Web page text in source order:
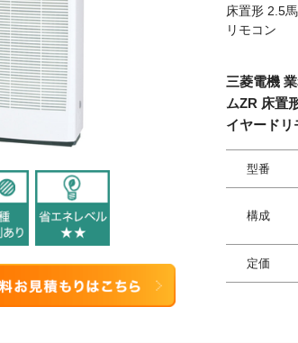
床置形 2.5
リモコン
三菱電機
ムZR 床置
イヤードリ
型番
構成
定価